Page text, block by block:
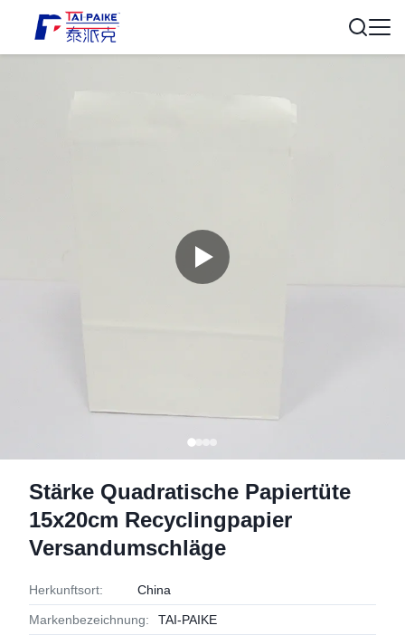
Stärke Quadratische Papiertüte
15x20cm Recyclingpapier
Versandumschläge
Herkunftsort: China
Markenbezeichnung: TAI-PAIKE